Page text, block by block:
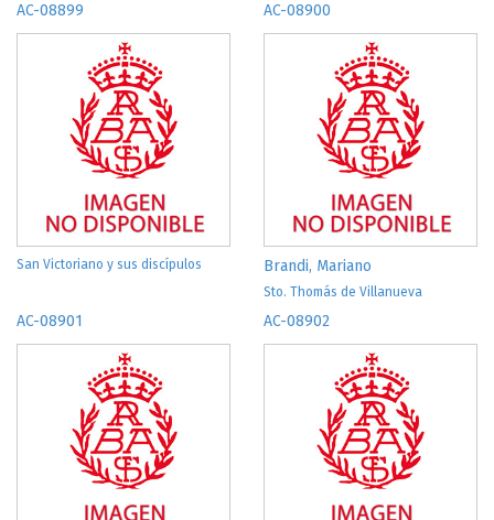
AC-08899
San Victoriano y sus discípulos
AC-08900
Brandi, Mariano
Sto. Thomás de Villanueva
AC-08901 AC-08902